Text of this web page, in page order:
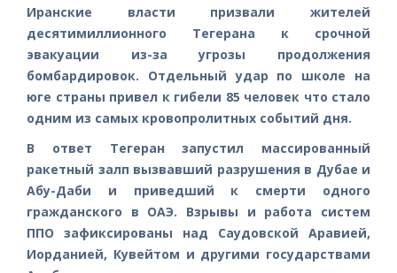
Иранские власти призвали жителей
десятимиллионного Тегерана к срочной
эвакуации из-за угрозы продолжения
бомбардировок. Отдельный удар по школе на
юге страны привел к гибели 85 человек что стало
одним из самых кровопролитных событий дня.
В ответ Тегеран запустил массированный
ракетный залп вызвавший разрушения в Дубае и
Абу-Даби и приведший к смерти одного
гражданского в ОАЭ. Взрывы и работа систем
ППО зафиксированы над Саудовской Аравией,
Иорданией, Кувейтом и другими государствами